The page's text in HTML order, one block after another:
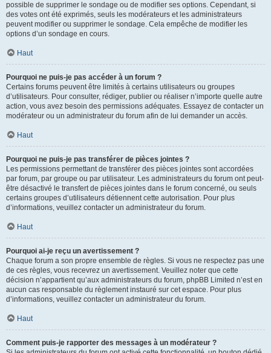
possible de supprimer le sondage ou de modifier ses options. Cependant, si
des votes ont été exprimés, seuls les modérateurs et les administrateurs
peuvent modifier ou supprimer le sondage. Cela empêche de modifier les
options d’un sondage en cours.
Haut
Pourquoi ne puis-je pas accéder à un forum ?
Certains forums peuvent être limités à certains utilisateurs ou groupes
d’utilisateurs. Pour consulter, rédiger, publier ou réaliser n’importe quelle autre
action, vous avez besoin des permissions adéquates. Essayez de contacter un
modérateur ou un administrateur du forum afin de lui demander un accès.
Haut
Pourquoi ne puis-je pas transférer de pièces jointes ?
Les permissions permettant de transférer des pièces jointes sont accordées
par forum, par groupe ou par utilisateur. Les administrateurs du forum ont peut-
être désactivé le transfert de pièces jointes dans le forum concerné, ou seuls
certains groupes d’utilisateurs détiennent cette autorisation. Pour plus
d’informations, veuillez contacter un administrateur du forum.
Haut
Pourquoi ai-je reçu un avertissement ?
Chaque forum a son propre ensemble de règles. Si vous ne respectez pas une
de ces règles, vous recevrez un avertissement. Veuillez noter que cette
décision n’appartient qu’aux administrateurs du forum, phpBB Limited n’est en
aucun cas responsable du règlement instauré sur cet espace. Pour plus
d’informations, veuillez contacter un administrateur du forum.
Haut
Comment puis-je rapporter des messages à un modérateur ?